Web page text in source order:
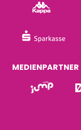
MEDIENPARTNER